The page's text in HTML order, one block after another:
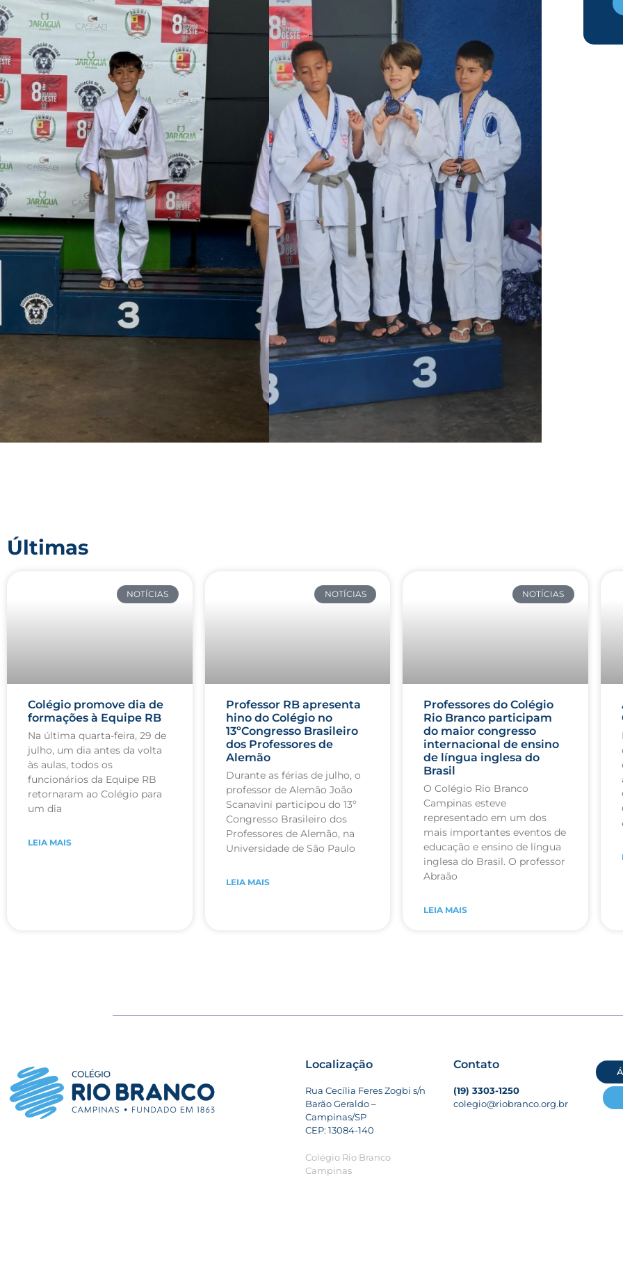
Últimas
NOTÍCIAS
Colégio promove dia de
formações à Equipe RB
Na última quarta-feira, 29 de
julho, um dia antes da volta
às aulas, todos os
funcionários da Equipe RB
retornaram ao Colégio para
um dia
LEIA MAIS
NOTÍCIAS
Professor RB apresenta
hino do Colégio no
13ºCongresso Brasileiro
dos Professores de
Alemão
Durante as férias de julho, o
professor de Alemão João
Scanavini participou do 13º
Congresso Brasileiro dos
Professores de Alemão, na
Universidade de São Paulo
LEIA MAIS
NOTÍCIAS
Professores do Colégio
Rio Branco participam
do maior congresso
internacional de ensino
de língua inglesa do
Brasil
O Colégio Rio Branco
Campinas esteve
representado em um dos
mais importantes eventos de
educação e ensino de língua
inglesa do Brasil. O professor
Abraão
LEIA MAIS
Localização
Rua Cecília Feres Zogbi s/n
Barão Geraldo –
Campinas/SP
CEP: 13084-140
Colégio Rio Branco
Campinas
Contato
(19) 3303-1250
colegio@riobranco.org.br